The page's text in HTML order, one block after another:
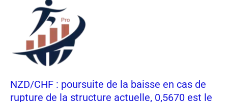
NZD/CHF : poursuite de la baisse en cas de
rupture de la structure actuelle, 0,5670 est le